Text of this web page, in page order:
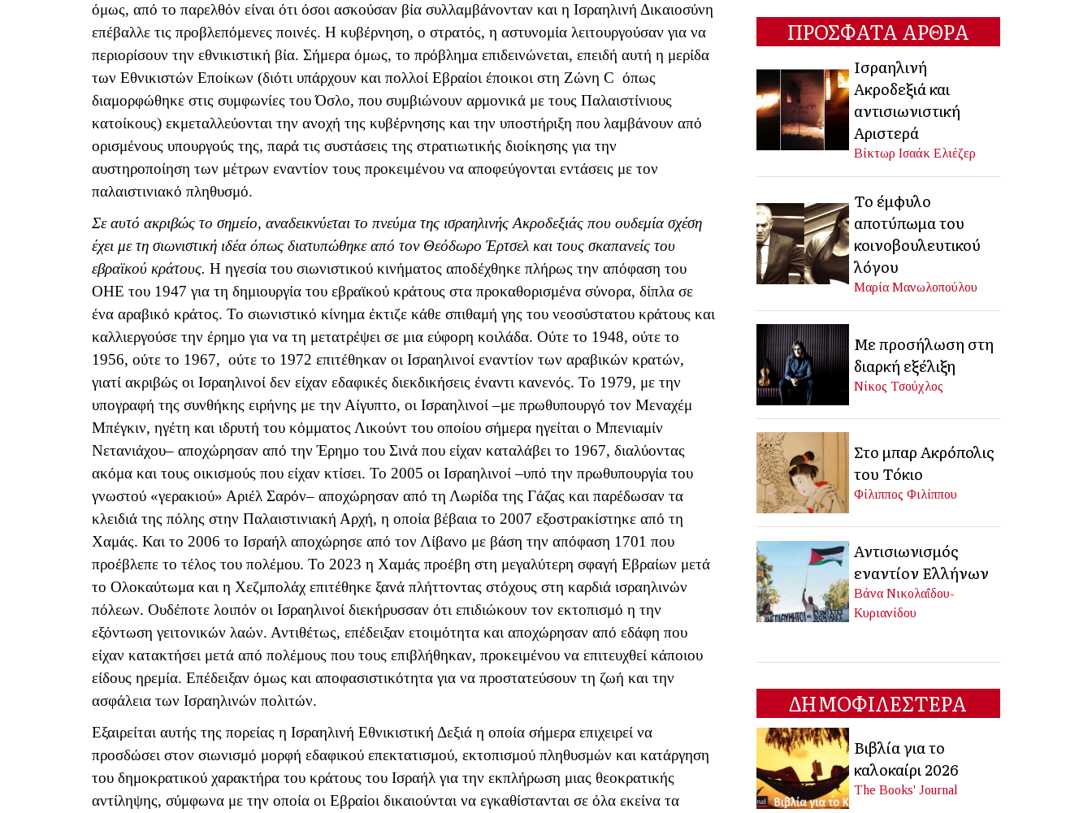
όμως, από το παρελθόν είναι ότι όσοι ασκούσαν βία συλλαμβάνονταν και η Ισραηλινή Δικαιοσύνη
επέβαλλε τις προβλεπόμενες ποινές. Η κυβέρνηση, ο στρατός, η αστυνομία λειτουργούσαν για να
περιορίσουν την εθνικιστική βία. Σήμερα όμως, το πρόβλημα επιδεινώνεται, επειδή αυτή η μερίδα
των Εθνικιστών Εποίκων (διότι υπάρχουν και πολλοί Εβραίοι έποικοι στη Ζώνη C όπως
διαμορφώθηκε στις συμφωνίες του Όσλο, που συμβιώνουν αρμονικά με τους Παλαιστίνιους
κατοίκους) εκμεταλλεύονται την ανοχή της κυβέρνησης και την υποστήριξη που λαμβάνουν από
ορισμένους υπουργούς της, παρά τις συστάσεις της στρατιωτικής διοίκησης για την
αυστηροποίηση των μέτρων εναντίον τους προκειμένου να αποφεύγονται εντάσεις με τον
παλαιστινιακό πληθυσμό.
Σε αυτό ακριβώς το σημείο, αναδεικνύεται το πνεύμα της ισραηλινής Ακροδεξιάς που ουδεμία σχέση
έχει με τη σιωνιστική ιδέα όπως διατυπώθηκε από τον Θεόδωρο Έρτσελ και τους σκαπανείς του
εβραϊκού κράτους. Η ηγεσία του σιωνιστικού κινήματος αποδέχθηκε πλήρως την απόφαση του
ΟΗΕ του 1947 για τη δημιουργία του εβραϊκού κράτους στα προκαθορισμένα σύνορα, δίπλα σε
ένα αραβικό κράτος. Το σιωνιστικό κίνημα έκτιζε κάθε σπιθαμή γης του νεοσύστατου κράτους και
καλλιεργούσε την έρημο για να τη μετατρέψει σε μια εύφορη κοιλάδα. Ούτε το 1948, ούτε το
1956, ούτε το 1967, ούτε το 1972 επιτέθηκαν οι Ισραηλινοί εναντίον των αραβικών κρατών,
γιατί ακριβώς οι Ισραηλινοί δεν είχαν εδαφικές διεκδικήσεις έναντι κανενός. Το 1979, με την
υπογραφή της συνθήκης ειρήνης με την Αίγυπτο, οι Ισραηλινοί –με πρωθυπουργό τον Μεναχέμ
Μπέγκιν, ηγέτη και ιδρυτή του κόμματος Λικούντ του οποίου σήμερα ηγείται ο Μπενιαμίν
Νετανιάχου– αποχώρησαν από την Έρημο του Σινά που είχαν καταλάβει το 1967, διαλύοντας
ακόμα και τους οικισμούς που είχαν κτίσει. Το 2005 οι Ισραηλινοί –υπό την πρωθυπουργία του
γνωστού «γερακιού» Αριέλ Σαρόν– αποχώρησαν από τη Λωρίδα της Γάζας και παρέδωσαν τα
κλειδιά της πόλης στην Παλαιστινιακή Αρχή, η οποία βέβαια το 2007 εξοστρακίστηκε από τη
Χαμάς. Και το 2006 το Ισραήλ αποχώρησε από τον Λίβανο με βάση την απόφαση 1701 που
προέβλεπε το τέλος του πολέμου. Το 2023 η Χαμάς προέβη στη μεγαλύτερη σφαγή Εβραίων μετά
το Ολοκαύτωμα και η Χεζμπολάχ επιτέθηκε ξανά πλήττοντας στόχους στη καρδιά ισραηλινών
πόλεων. Ουδέποτε λοιπόν οι Ισραηλινοί διεκήρυσσαν ότι επιδιώκουν τον εκτοπισμό η την
εξόντωση γειτονικών λαών. Αντιθέτως, επέδειξαν ετοιμότητα και αποχώρησαν από εδάφη που
είχαν κατακτήσει μετά από πολέμους που τους επιβλήθηκαν, προκειμένου να επιτευχθεί κάποιου
είδους ηρεμία. Επέδειξαν όμως και αποφασιστικότητα για να προστατεύσουν τη ζωή και την
ασφάλεια των Ισραηλινών πολιτών.
Εξαιρείται αυτής της πορείας η Ισραηλινή Εθνικιστική Δεξιά η οποία σήμερα επιχειρεί να
προσδώσει στον σιωνισμό μορφή εδαφικού επεκτατισμού, εκτοπισμού πληθυσμών και κατάργηση
του δημοκρατικού χαρακτήρα του κράτους του Ισραήλ για την εκπλήρωση μιας θεοκρατικής
αντίληψης, σύμφωνα με την οποία οι Εβραίοι δικαιούνται να εγκαθίστανται σε όλα εκείνα τα
ΠΡΟΣΦΑΤΑ ΑΡΘΡΑ
Ισραηλινή
Ακροδεξιά και
αντισιωνιστική
Αριστερά
Βίκτωρ Ισαάκ Ελιέζερ
Το έμφυλο
αποτύπωμα του
κοινοβουλευτικού
λόγου
Μαρία Μανωλοπούλου
Με προσήλωση στη
διαρκή εξέλιξη
Νίκος Τσούχλος
Στο μπαρ Ακρόπολις
του Τόκιο
Φίλιππος Φιλίππου
Αντισιωνισμός
εναντίον Ελλήνων
Βάνα Νικολαΐδου-
Κυριανίδου
ΔΗΜΟΦΙΛΕΣΤΕΡΑ
Βιβλία για το
καλοκαίρι 2026
The Books' Journal